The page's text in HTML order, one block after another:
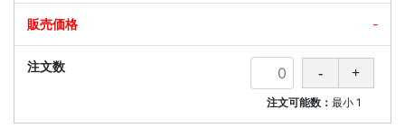
-
注文可能数：最小 1